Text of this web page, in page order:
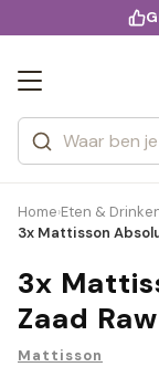
Zoeken
Categorieën
Merken
Home›Eten &
3x Mattisson
3x
Zaad
Mattisson